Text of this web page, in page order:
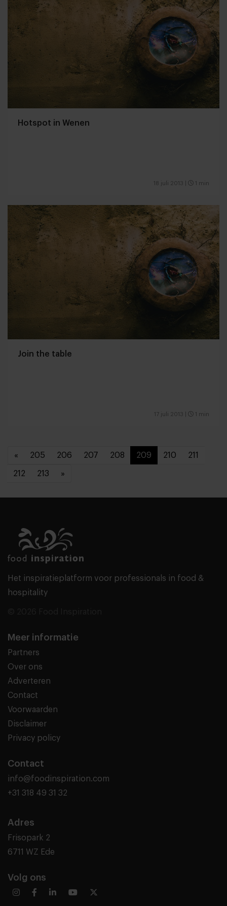
Hotspot in Wenen
18 juli 2013 1 min
Join the table
17 juli 2013 1 min
« 205 206 207 208 209 210 211
212 213 »
Het inspiratieplatform voor professionals in food &
hospitality
Meer informatie
Partners
Over ons
Adverteren
Contact
Voorwaarden
Disclaimer
Privacy policy
Contact
info@foodinspiration.com
+31 318 49 31 32
Adres
Frisopark 2
6711 WZ Ede
Volg ons